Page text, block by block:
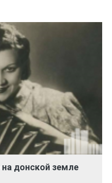
донской земле